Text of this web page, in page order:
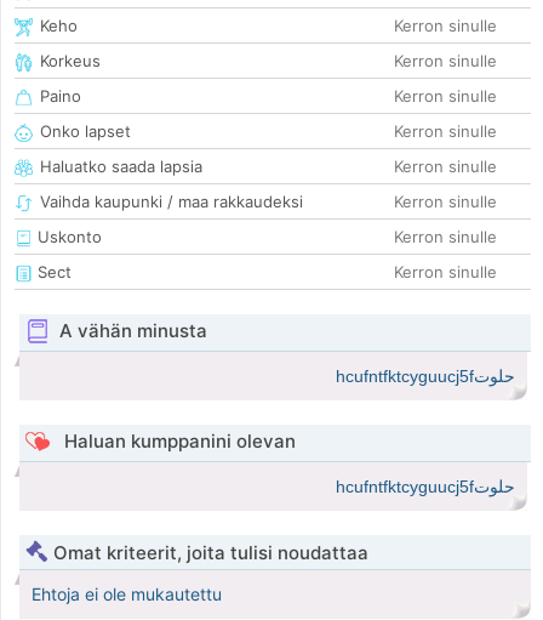
Keho
Kerron sinulle
Korkeus
Kerron sinulle
Paino
Kerron sinulle
Onko lapset
Kerron sinulle
Haluatko saada lapsia
Kerron sinulle
Vaihda kaupunki / maa rakkaudeksi
Kerron sinulle
Uskonto
Kerron sinulle
Sect
Kerron sinulle
A vähän minusta
حلوتhcufntfktcyguucj5f
Haluan kumppanini olevan
حلوتhcufntfktcyguucj5f
Omat kriteerit, joita tulisi noudattaa
Ehtoja ei ole mukautettu